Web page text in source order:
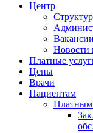
Центр
Вакансии
Новости
Платные
Цены
Врачи
Пациентам
Платным